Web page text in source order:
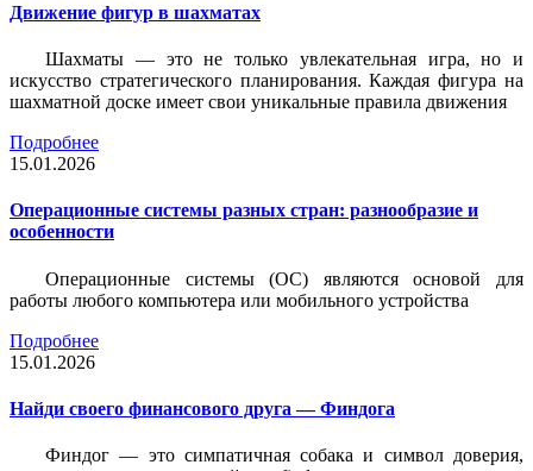
Движение фигур в шахматах
Шахматы — это не только увлекательная игра, но и
искусство стратегического планирования. Каждая фигура на
шахматной доске имеет свои уникальные правила движения
Подробнее
15.01.2026
Операционные системы разных стран: разнообразие и
особенности
Операционные системы (ОС) являются основой для
работы любого компьютера или мобильного устройства
Подробнее
15.01.2026
Найди своего финансового друга — Финдога
Финдог — это симпатичная собака и символ доверия,